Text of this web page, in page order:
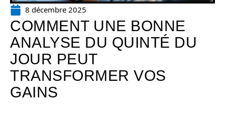
8 décembre 2025
COMMENT UNE BONNE
ANALYSE DU QUINTÉ DU
JOUR PEUT
TRANSFORMER VOS
GAINS